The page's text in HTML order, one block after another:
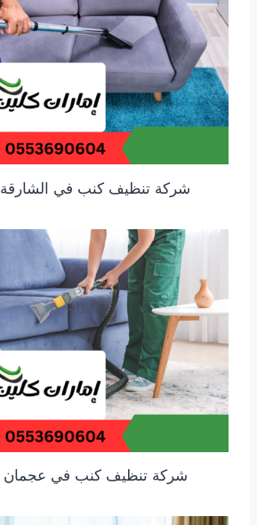
شركة تنظيف كنب في الشارقة
شركة تنظيف كنب في عجمان